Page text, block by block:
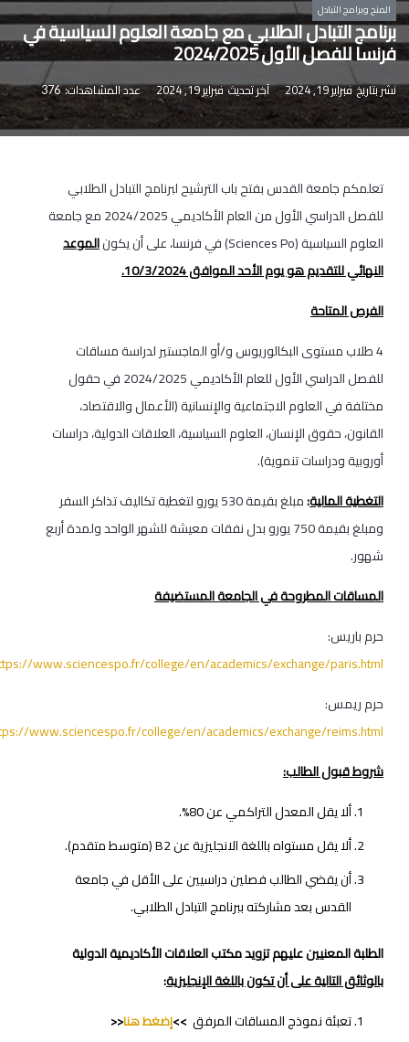
المنح وبرامج التبادل
برنامج التبادل الطلابي مع جامعة العلوم السياسية في
فرنسا ‎‎للفصل الأول 2024/2025‎
نشر بتاريخ فبراير 19, 2024 آخر تحديث فبراير 19, 2024 عدد المشاهدات: 376
تعلمكم جامعة القدس بفتح باب الترشيح لبرنامج التبادل الطلابي
للفصل الدراسي الأول من العام الأكاديمي 2024/2025 مع جامعة
العلوم السياسية (Sciences Po) في فرنسا، على أن يكون
الموعد
النهائي للتقديم هو يوم الأحد الموافق 10/3/2024.
الفرص المتاحة
4 طلاب مستوى البكالوريوس و/أو الماجستير لدراسة مساقات
للفصل الدراسي الأول للعام الأكاديمي 2024/2025 في حقول
مختلفة في العلوم الاجتماعية والإنسانية (الأعمال والاقتصاد،
القانون، حقوق الإنسان، العلوم السياسية، العلاقات الدولية، دراسات
أوروبية ودراسات تنموية).
التغطية المالية:
مبلغ بقيمة 530 يورو لتغطية تكاليف تذاكر السفر
ومبلغ بقيمة 750 يورو بدل نفقات معيشة للشهر الواحد ولمدة أربع
شهور.
المساقات المطروحة في الجامعة المستضيفة
حرم باريس:
www.sciencespo.fr/college/en/academics/exchange/paris.html
حرم ريمس:
www.sciencespo.fr/college/en/academics/exchange/reims.html
شروط قبول الطالب:
ألا يقل المعدل التراكمي عن 80%.
ألا يقل مستواه باللغة الانجليزية عن B2 (متوسط متقدم).
أن يقضي الطالب فصلين دراسيين على الأقل في جامعة
القدس بعد مشاركته ببرنامج التبادل الطلابي.
الطلبة المعنيين عليهم تزويد مكتب العلاقات الأكاديمية الدولية
بالوثائق التالية على أن تكون باللغة الإنجليزية:
تعبئة نموذج المساقات المرفق >>إضغط هنا<<